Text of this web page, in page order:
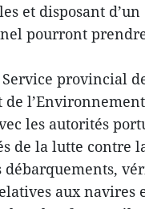
et disposant
pourront
provincial
de
les autorités
de la lutte contre
débarquements,
aux navires